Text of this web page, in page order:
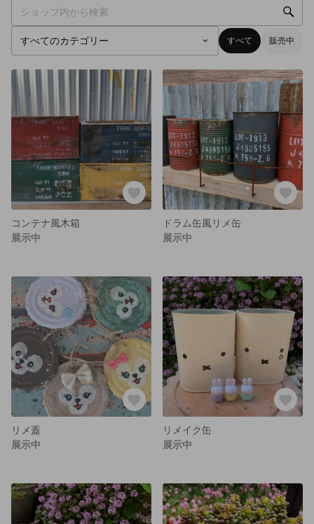
すべて 販売中
コンテナ風木箱
展示中
ドラム缶風リメ缶
展示中
リメ蓋
展示中
リメイク缶
展示中